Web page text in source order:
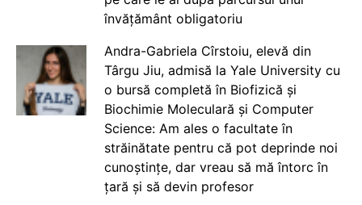
învățământ obligatoriu
Andra-Gabriela Cîrstoiu, elevă din
Târgu Jiu, admisă la Yale University cu
o bursă completă în Biofizică și
Biochimie Moleculară și Computer
Science: Am ales o facultate în
străinătate pentru că pot deprinde noi
cunoștințe, dar vreau să mă întorc în
țară și să devin profesor